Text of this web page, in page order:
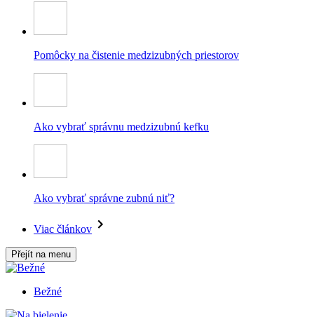
Pomôcky na čistenie medzizubných priestorov
Ako vybrať správnu medzizubnú kefku
Ako vybrať správne zubnú niť?
Viac článkov
Přejít na menu
Bežné